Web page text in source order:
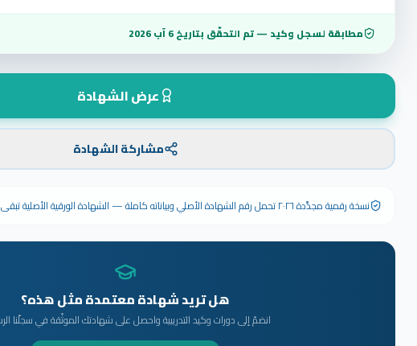
مطابقة لسجل وكيد — تم التحقّق بتاريخ6 آب 2026
عرض الشهادة
مشاركة الشهادة
نسخة رقمية مجدَّدة ٢٠٢٦ تحمل رقم الشهادة الأصلي وبياناته كاملة — الشهادة الورقية الأصلية تبقى سارية المفعول.
هل تريد شهادة معتمدة مثل هذه؟
انضمّ إلى دورات وكيد التدريبية واحصل على شهادتك الموثّقة في سجلّنا